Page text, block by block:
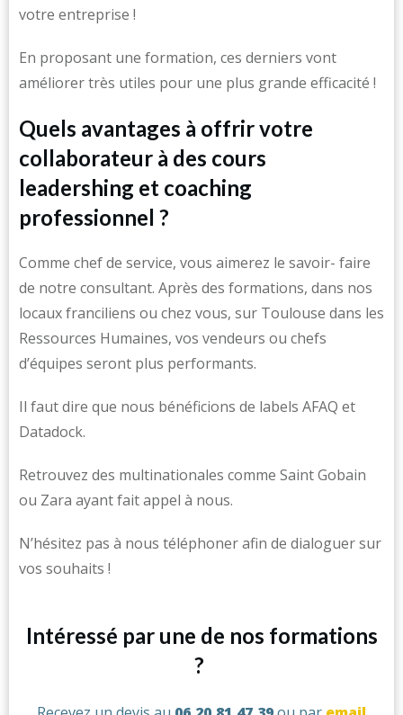
votre entreprise !
En proposant une formation, ces derniers vont
améliorer très utiles pour une plus grande efficacité !
Quels avantages à offrir votre
collaborateur à des cours
leadershing et coaching
professionnel ?
Comme chef de service, vous aimerez le savoir- faire
de notre consultant. Après des formations, dans nos
locaux franciliens ou chez vous, sur Toulouse dans les
Ressources Humaines, vos vendeurs ou chefs
d’équipes seront plus performants.
Il faut dire que nous bénéficions de labels AFAQ et
Datadock.
Retrouvez des multinationales comme Saint Gobain
ou Zara ayant fait appel à nous.
N’hésitez pas à nous téléphoner afin de dialoguer sur
vos souhaits !
Intéressé par une de nos formations
?